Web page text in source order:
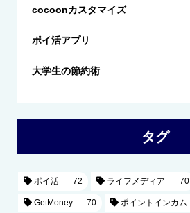
cocoonカスタマイズ
ポイ活アプリ
大学生の節約術
タグ
ポイ活 72 ライフメディア 70
GetMoney 70 ポイントインカム